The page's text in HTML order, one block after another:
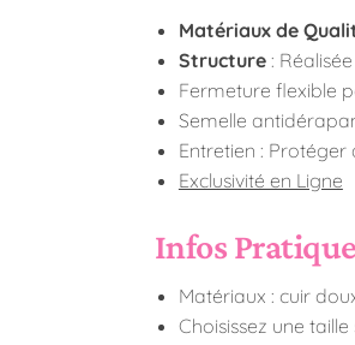
Matériaux de
Structure:
Fermeture flexible
Semelle
Entretien :
Exclusivité en Ligne
Infos
Matériaux : cuir
Choisissez une